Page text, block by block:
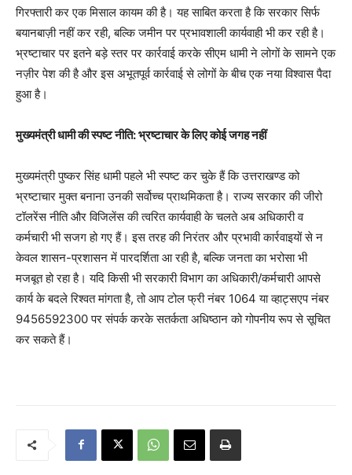
गिरफ्तारी कर एक मिसाल कायम की है। यह साबित करता है कि सरकार सिर्फ
बयानबाज़ी नहीं कर रही, बल्कि जमीन पर प्रभावशाली कार्यवाही भी कर रही है।
भ्रष्टाचार पर इतने बड़े स्तर पर कार्रवाई करके सीएम धामी ने लोगों के सामने एक
नज़ीर पेश की है और इस अभूतपूर्व कार्रवाई से लोगों के बीच एक नया विश्वास पैदा
हुआ है।
मुख्यमंत्री धामी की स्पष्ट नीति: भ्रष्टाचार के लिए कोई जगह नहीं
मुख्यमंत्री पुष्कर सिंह धामी पहले भी स्पष्ट कर चुके हैं कि उत्तराखण्ड को
भ्रष्टाचार मुक्त बनाना उनकी सर्वोच्च प्राथमिकता है। राज्य सरकार की जीरो
टॉलरेंस नीति और विजिलेंस की त्वरित कार्यवाही के चलते अब अधिकारी व
कर्मचारी भी सजग हो गए हैं। इस तरह की निरंतर और प्रभावी कार्रवाइयों से न
केवल शासन-प्रशासन में पारदर्शिता आ रही है, बल्कि जनता का भरोसा भी
मजबूत हो रहा है। यदि किसी भी सरकारी विभाग का अधिकारी/कर्मचारी आपसे
कार्य के बदले रिश्वत मांगता है, तो आप टोल फ्री नंबर 1064 या व्हाट्सएप नंबर
9456592300 पर संपर्क करके सतर्कता अधिष्ठान को गोपनीय रूप से सूचित
कर सकते हैं।